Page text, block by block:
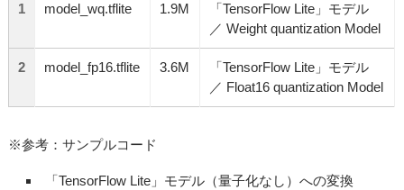
1 model_wq.tflite 1.9M
「TensorFlow Lite」モデル
／ Weight quantization Model
2 model_fp16.tflite 3.6M
「TensorFlow Lite」モデル
／ Float16 quantization Model
※参考：サンプルコード
「TensorFlow Lite」モデル（量子化なし）への変換